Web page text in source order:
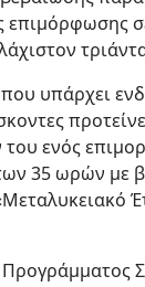
υπάρχει
του ενός
35 ωρών με